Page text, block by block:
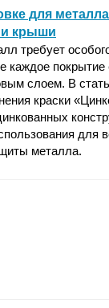
для
и крыши
требует
каждое
слоем. В
краски
для
металла.